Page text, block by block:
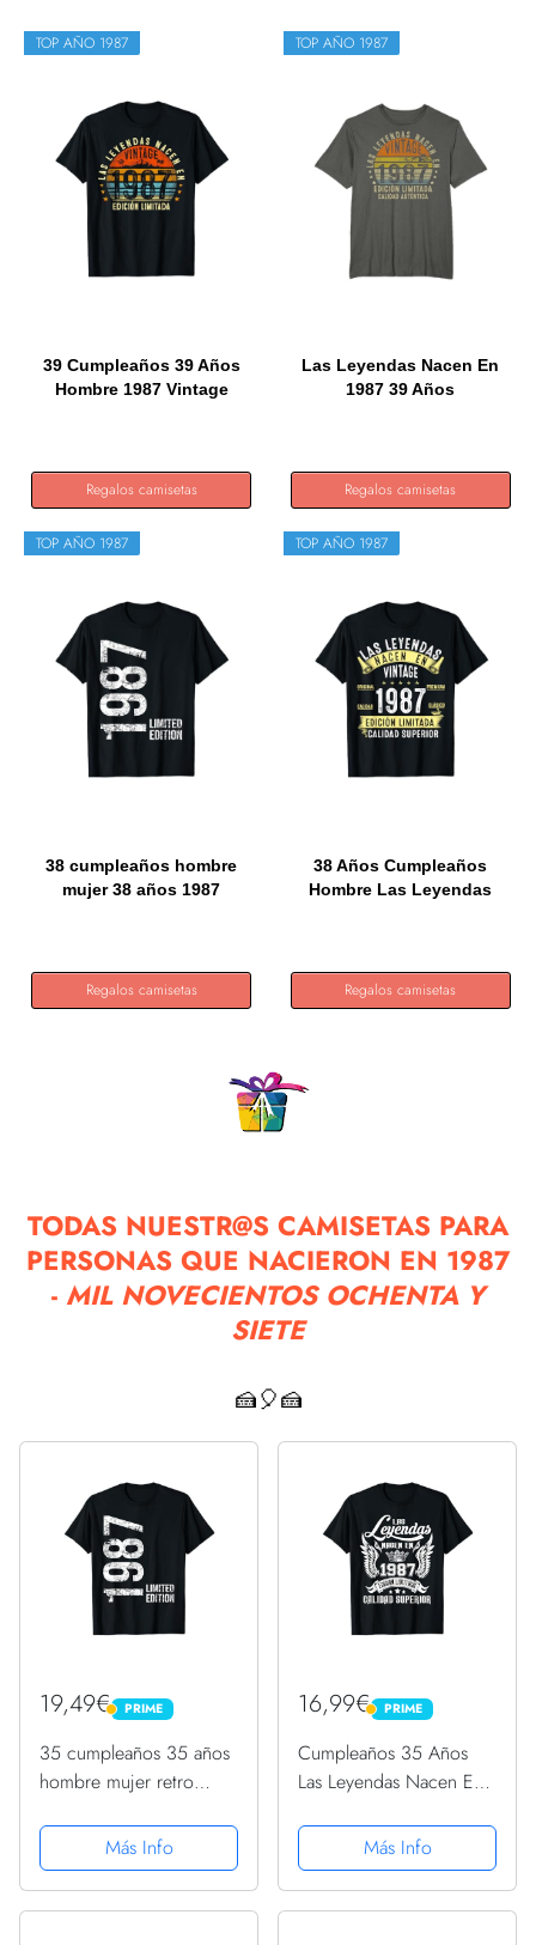
TOP AÑO 1987
39 Cumpleaños 39 Años
Hombre 1987 Vintage
Regalos camisetas
TOP AÑO 1987
Las Leyendas Nacen En
1987 39 Años
Regalos camisetas
TOP AÑO 1987
38 cumpleaños hombre
mujer 38 años 1987
Regalos camisetas
TOP AÑO 1987
38 Años Cumpleaños
Hombre Las Leyendas
Regalos camisetas
TODAS NUESTR@S CAMISETAS PARA
PERSONAS QUE NACIERON EN 1987
- MIL NOVECIENTOS OCHENTA Y
SIETE
🍰🎈🍰
19,49€ PRIME
PRIME
35 cumpleaños 35 años
hombre mujer retro
CamisetaMás Info
16,99€ PRIME
PRIME
Cumpleaños 35 Años
Las Leyendas Nacen En
Más Info